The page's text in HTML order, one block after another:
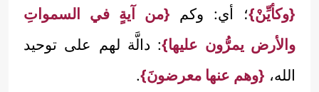
{وكأيِّنْ}؛ أي: وكم {من آيةٍ في السمواتِ
والأرض يمرُّون عليها}: دالَّة لهم على توحيد
الله، {وهم عنها معرضونَ}.